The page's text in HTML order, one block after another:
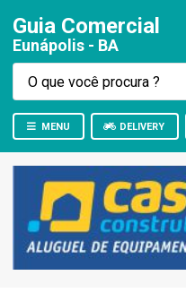
Guia Comercial
Eunápolis - BA
MENU DELIVERY